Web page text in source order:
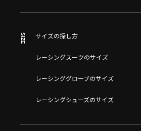
SIZE サイズの探し方
レーシングスーツのサイズ
レーシンググローブのサイズ
レーシングシューズのサイズ